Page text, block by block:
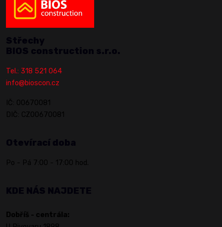
Střechy
BIOS construction s.r.o.
Tel.: 318 521 064
info@bioscon.cz
IČ: 00670081
DIČ: CZ00670081
Otevírací doba
Po - Pá 7:00 - 17:00 hod.
KDE NÁS NAJDETE
Dobříš - centrála: